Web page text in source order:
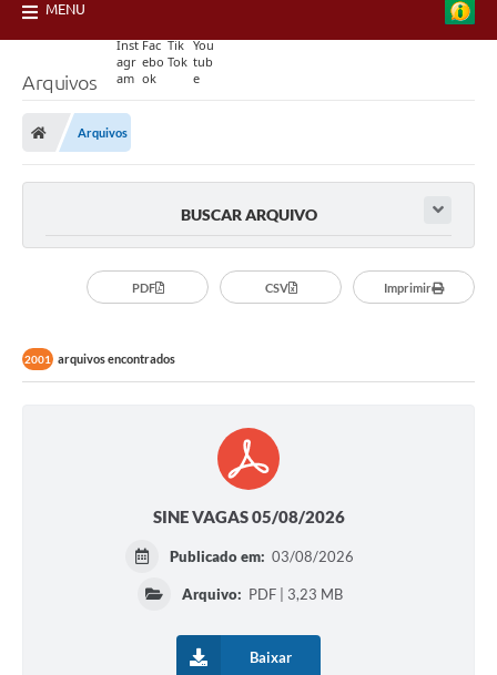
MENU
Arquivos
Arquivos
BUSCAR ARQUIVO
PDF CSV Imprimir
2001 arquivos encontrados
SINE VAGAS 05/08/2026
Publicado em: 03/08/2026
Arquivo: PDF | 3,23 MB
Baixar